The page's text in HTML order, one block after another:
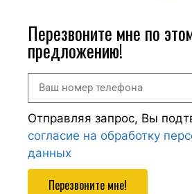
Перезвоните мне по
предложению!
Отправляя запрос, Вы
согласие на обработку
данных
Перезвоните мне!